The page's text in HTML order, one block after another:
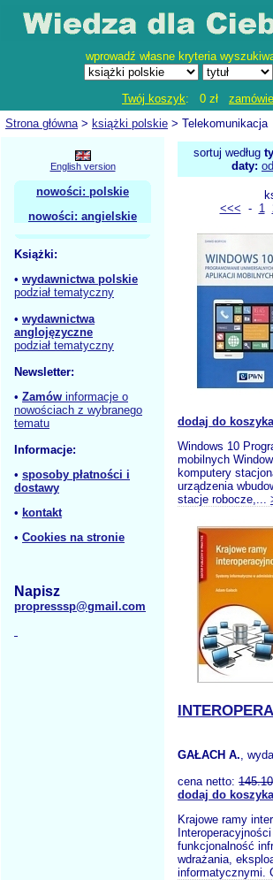
wprowadź własne kryteria
Twój koszyk: 0 zł
Strona główna> książki polskie > Telekomunikacja
English version
nowości: polskie
nowości: angielskie
Książki:
• wydawnictwa polskie
podział tematyczny
• wydawnictwa
anglojęzyczne
podział tematyczny
Newsletter:
• Zamów informacje o
nowościach z wybranego
tematu
Informacje:
• sposoby płatności i
dostawy
• kontakt
• Cookies na stronie
Napisz
propresssp@gmail.com
sortuj według
daty:
<<< - 1
dodaj do koszyka
Windows 10
mobilnych
komputery
urządzenia
stacje robocze,...
GAŁACH A.,
cena netto: 145.10
dodaj do koszyka
Krajowe ramy
funkcjonalność
wdrażania,
informatycznymi.